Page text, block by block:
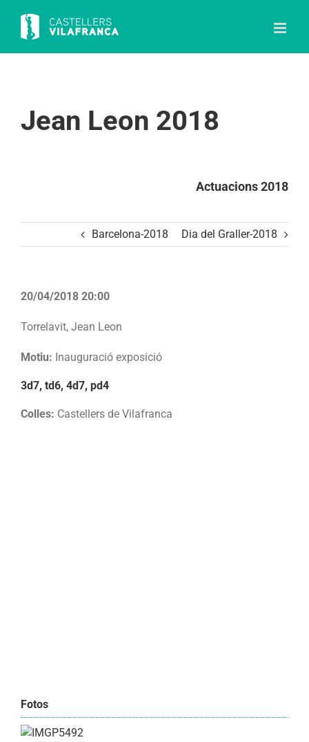
content
Jean Leon 2018
Actuacions 2018
Barcelona-2018 Dia del Graller-2018
20/04/2018 20:00
Torrelavit, Jean Leon
Motiu: Inauguració exposició
3d7, td6, 4d7, pd4
Colles: Castellers de Vilafranca
Fotos